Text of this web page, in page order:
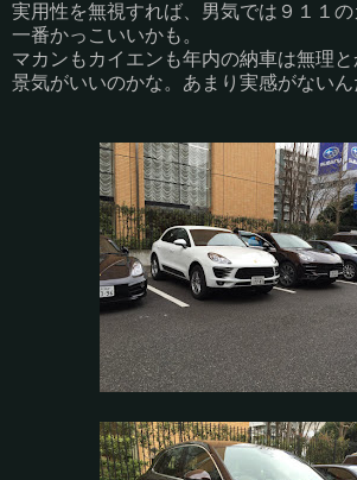
実用性を無視すれば、男気では９１１の
一番かっこいいかも。
マカンもカイエンも年内の納車は無理と
景気がいいのかな。あまり実感がないん